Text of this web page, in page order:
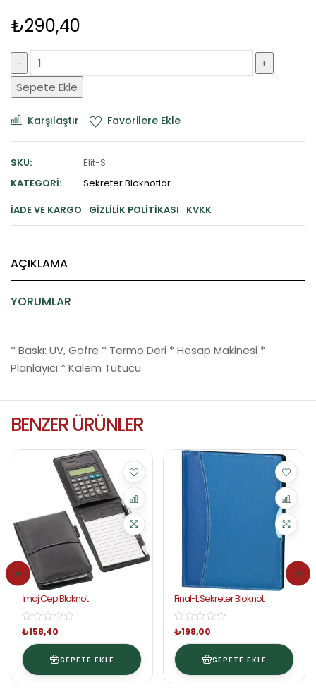
₺290,40
Sepete Ekle
Karşılaştır Favorilere Ekle
SKU:
Elit-S
KATEGORI:
Sekreter Bloknotlar
İADE VE KARGO
GIZLILIK POLITIKASI KVKK
AÇIKLAMA
YORUMLAR
* Baskı: UV, Gofre * Termo Deri * Hesap Makinesi *
Planlayıcı * Kalem Tutucu
BENZER ÜRÜNLER
İmaj Cep Bloknot
₺158,40
SEPETE EKLE
Final-L Sekreter Bloknot
₺198,00
SEPETE EKLE